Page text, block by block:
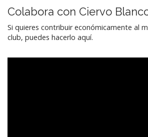
Colabora con Ciervo
Si quieres contribuir económicamente al
club, puedes hacerlo aquí.